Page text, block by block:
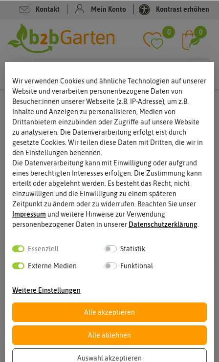
Kontakt Mein Konto Kontrast erhöhen
0 0
SaatgutKeimsprossen
Keimsprossen Saatgut - der gesunde Trend nicht nur
für den Winter
Saatgut für Keimsprossen wird immer beliebter. Inzwischen
haben viele Menschen das gesunde Superfood für sich entdeckt
und möchten es in den eigenen vier Wänden anziehen. Gerade
im Winter sind Keimsprossen eine gute und vor allem vitamin-
und nährstoffreiche Ergänzung zum Ernährungsplan. Aber auch
zu anderen Jahreszeiten werden die kleinen, knackigen
Keimsprossen gern gegessen. Ein umfangreiches Sortiment
ermöglicht Ihren Kunden, die Keimsprossen nach Herzenslust zu
testen.
-50% -50%
Filter
Wir verwenden Cookies und ähnliche Technologien auf unserer
Website und verarbeiten personenbezogene Daten von
Besucher:innen unserer Webseite (z.B. IP-Adresse), um z.B.
Inhalte und Anzeigen zu personalisieren, Medien von
Drittanbietern einzubinden oder Zugriffe auf unsere Website
zu analysieren. Die Datenverarbeitung erfolgt erst durch
gesetzte Cookies. Wir teilen diese Daten mit Dritten, die wir in
den Einstellungen benennen.
Die Datenverarbeitung kann mit Einwilligung oder aufgrund
eines berechtigten Interesses erfolgen. Die Zustimmung kann
erteilt oder abgelehnt werden. Es besteht das Recht, nicht
einzuwilligen und die Einwilligung zu einem späteren
Zeitpunkt zu ändern oder zu widerrufen. Beachten Sie unser
Impressum und weitere Hinweise zur Verwendung
personenbezogener Daten in unserer Daten­schutz­erklärung
Essenziell Statistik
Externe Medien Funktional
Weitere Einstellungen
Alle akzeptieren
Alle ablehnen
Auswahl akzeptieren